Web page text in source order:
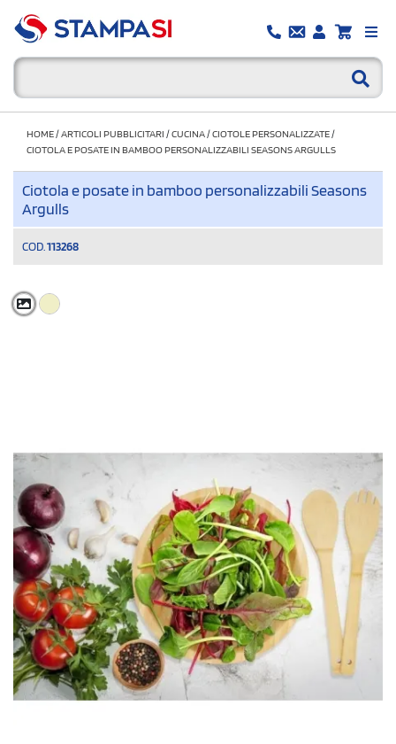
HOME/ARTICOLI PUBBLICITARI /CUCINA/CIOTOLE PERSONALIZZATE/
CIOTOLA E POSATE IN BAMBOO PERSONALIZZABILI SEASONS ARGULLS
Ciotola e posate in bamboo personalizzabili Seasons
Argulls
COD. 113268